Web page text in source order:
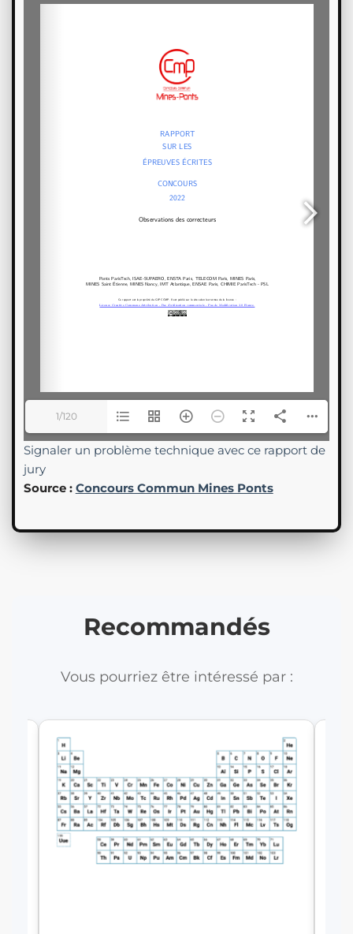
1/120
Signaler un problème technique avec ce rapport de
jury
Source : Concours Commun Mines Ponts
Recommandés
Vous pourriez être intéressé par :